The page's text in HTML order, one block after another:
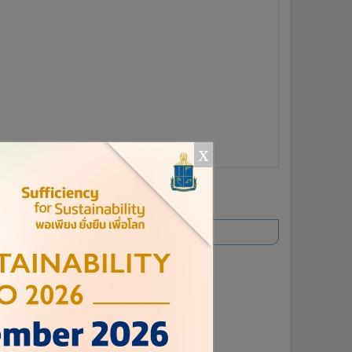
ยอดนิยม
อ่านเพิ่มเติม
x